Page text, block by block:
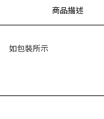
商品描述
如包裝所示